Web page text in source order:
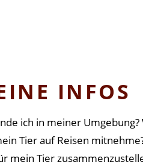
INFOS
ich in meiner Umgebung?
Tier auf Reisen
mein Tier